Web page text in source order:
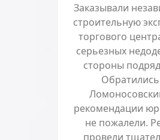
Заказывали
строительную
торгового
серьезных
стороны
рекомендации
не пожалели.
провели